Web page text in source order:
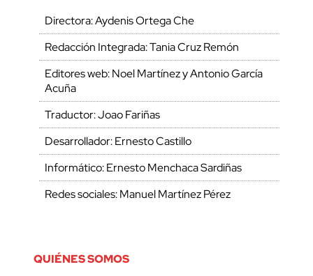
Directora: Aydenis Ortega Che
Redacción Integrada: Tania Cruz Remón
Editores web: Noel Martínez y Antonio García
Acuña
Traductor: Joao Fariñas
Desarrollador: Ernesto Castillo
Informático: Ernesto Menchaca Sardiñas
Redes sociales: Manuel Martínez Pérez
QUIÉNES SOMOS